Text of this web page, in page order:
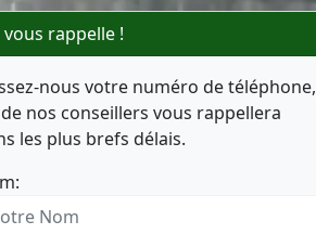
vous rappelle !
nous votre numéro de téléphone,
nos conseillers vous rappellera
les plus brefs délais.